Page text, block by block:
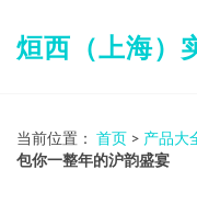
烜西（上海）
当前位置： 首页 > 产品大
包你一整年的沪韵盛宴